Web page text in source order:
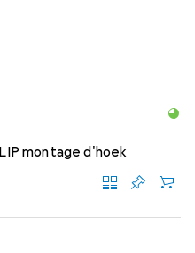
montage d'hoek